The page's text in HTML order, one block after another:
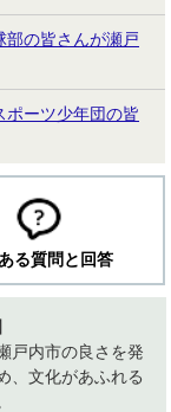
部の皆さんが瀬戸
ポーツ少年団の皆
る質問と回答
戸内市の良さを発
、文化があふれる